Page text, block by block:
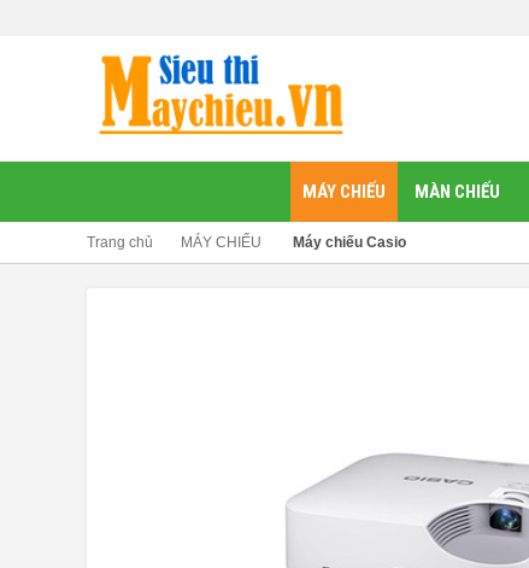
MÁY CHIẾU MÀN CHIẾU
Trang chủ MÁY CHIẾU Máy chiếu Casio